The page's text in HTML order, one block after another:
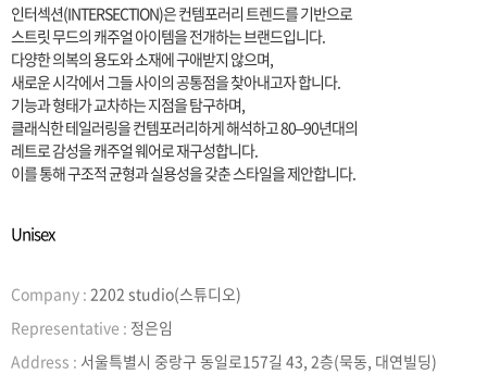
인터섹션(INTERSECTION)은 컨템포러리 트렌드를 기반으로
스트릿 무드의 캐주얼 아이템을 전개하는 브랜드입니다.
다양한 의복의 용도와 소재에 구애받지 않으며,
새로운 시각에서 그들 사이의 공통점을 찾아내고자 합니다.
기능과 형태가 교차하는 지점을 탐구하며,
클래식한 테일러링을 컨템포러리하게 해석하고 80–90년대의
레트로 감성을 캐주얼 웨어로 재구성합니다.
이를 통해 구조적 균형과 실용성을 갖춘 스타일을 제안합니다.
Unisex
Company : 2202 studio(스튜디오)
Representative : 정은임
Address : 서울특별시 중랑구 동일로157길 43, 2층(묵동, 대연빌딩)